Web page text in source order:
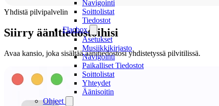
Navigointi
Soittolistat
Tiedostot
Flacbox
Asetukset
Musiikkikirjasto
Navigointi
Paikalliset Tiedostot
Soittolistat
Yhteydet
Äänisoitin
Ohjeet
Yhdistä pilvipalvelin
Siirry äänitiedostoihisi
Avaa kansio, joka sisältää äänitiedostosi yhdistetyssä pilvitilissä.